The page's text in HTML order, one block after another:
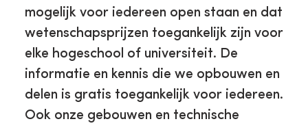
mogelijk voor iedereen open staan en dat
wetenschapsprijzen toegankelijk zijn voor
elke hogeschool of universiteit. De
informatie en kennis die we opbouwen en
delen is gratis toegankelijk voor iedereen.
Ook onze gebouwen en technische